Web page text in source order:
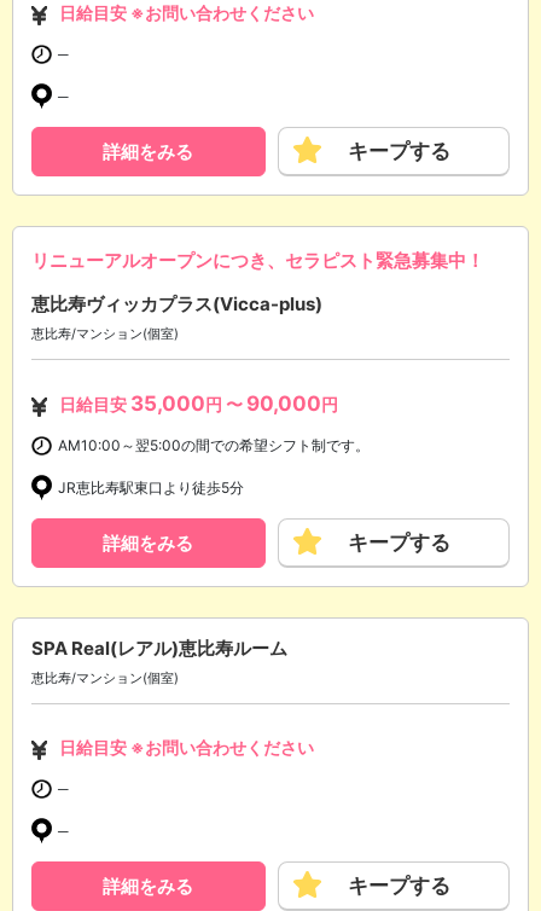
日給目安 ※お問い合わせください
─
─
詳細をみる キープする
リニューアルオープンにつき、セラピスト緊急募集中！
恵比寿ヴィッカプラス(Vicca-plus)
恵比寿/マンション(個室)
日給目安 35,000円 〜 90,000円
AM10:00～翌5:00の間での希望シフト制です。
JR恵比寿駅東口より徒歩5分
詳細をみる キープする
SPA Real(レアル)恵比寿ルーム
恵比寿/マンション(個室)
日給目安 ※お問い合わせください
─
─
詳細をみる キープする